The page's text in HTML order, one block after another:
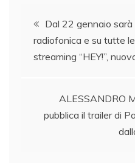
Post
navigation
Dal 22 gennaio
radiofonica e su tutte
streaming “HEY!”,
ALESSANDRO
pubblica il trailer di